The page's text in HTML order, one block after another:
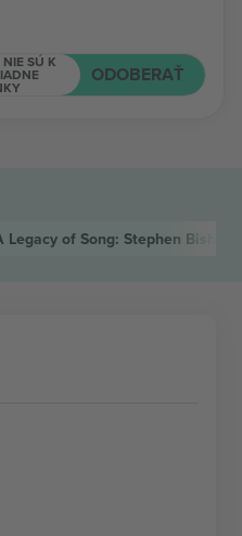
SÚ K
ODOBERAŤ
Legacy of Song: Stephen